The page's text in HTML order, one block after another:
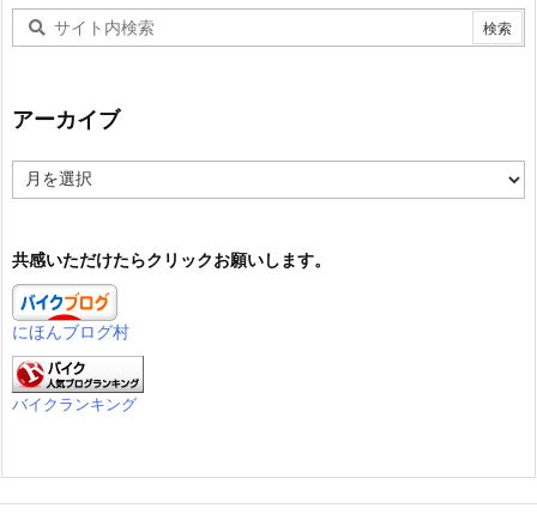
アーカイブ
ー
ブ
共感いただけたらクリックお願いします。
にほんブログ村
バイクランキング